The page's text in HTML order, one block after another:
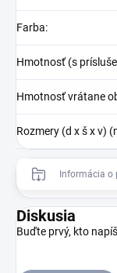
Farba:
Hmotnosť (s
Hmotnosť vrátane
Rozmery (d x š x v)
Informácia o
Diskusia
Buďte prvý, kto